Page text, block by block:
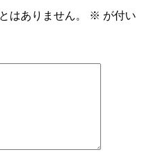
はありません。 ※ が付い